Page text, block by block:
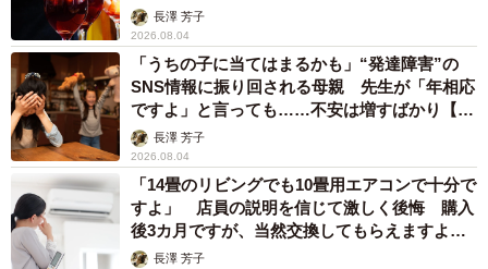
説】長澤 芳子
2026.08.04
「うちの子に当てはまるかも」“発達障害”の
SNS情報に振り回される母親 先生が「年相応
ですよ」と言っても……不安は増すばかり【臨
床心理士が解説】
長澤 芳子
2026.08.04
「14畳のリビングでも10畳用エアコンで十分で
すよ」 店員の説明を信じて激しく後悔 購入
後3カ月ですが、当然交換してもらえますよ
ね？【弁護士が解説】
長澤 芳子